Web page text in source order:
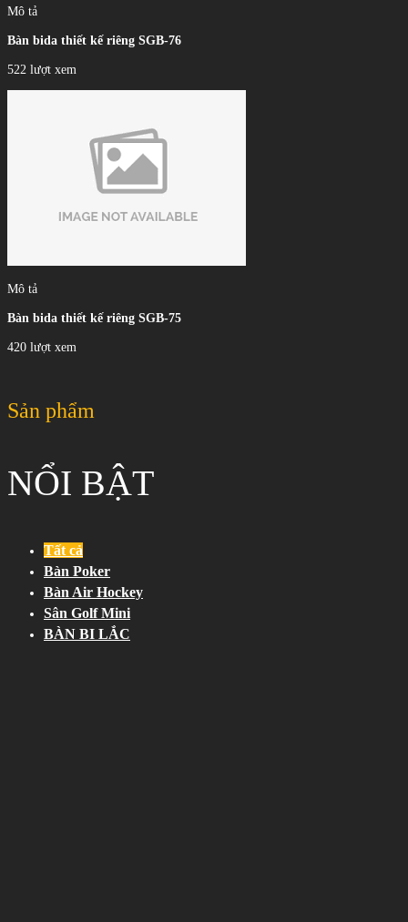
Mô tả
Bàn bida thiết kế riêng SGB-76
522 lượt xem
Mô tả
Bàn bida thiết kế riêng SGB-75
420 lượt xem
Sản phẩm
NỔI BẬT
Tất cả
Bàn Poker
Bàn Air Hockey
Sân Golf Mini
BÀN BI LẮC